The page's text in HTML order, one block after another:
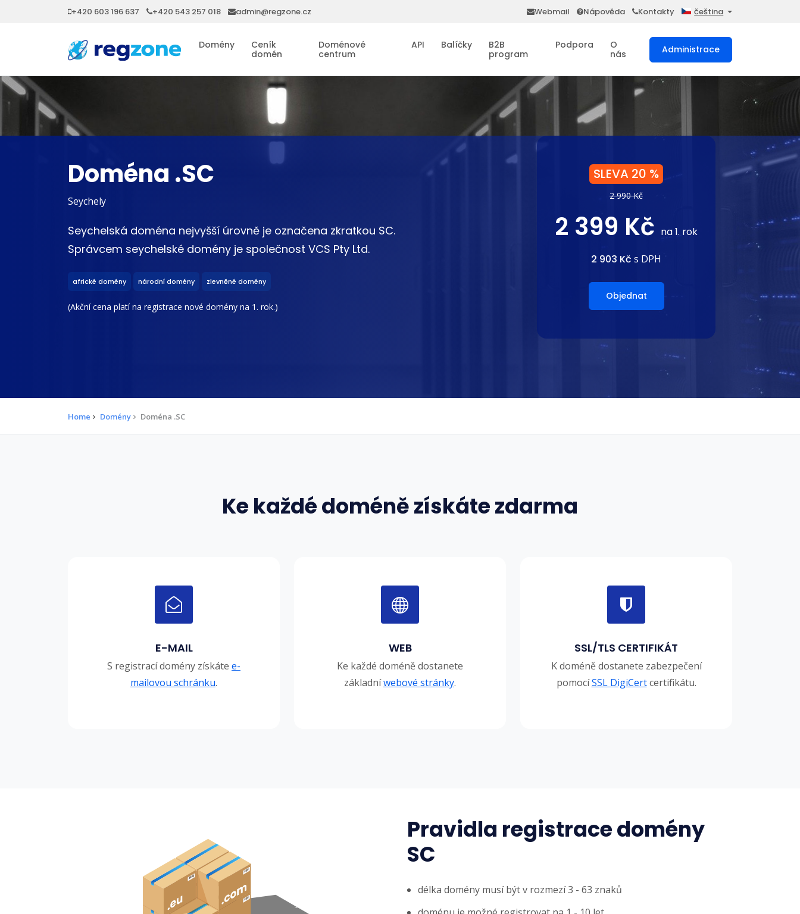
+420 603 196 637 +420 543 257 018 admin@regzone.cz Webmail Nápověda Kontakty čeština
Domény
Ceník
domén
Doménové
centrum
API Balíčky
B2B
program
Podpora
O
nás
Administrace
Doména .SC
Seychely
Seychelská doména nejvyšší úrovně je označena zkratkou SC.
Správcem seychelské domény je společnost VCS Pty Ltd.
africké domény národní domény zlevněné domény
(Akční cena platí na registrace nové domény na 1. rok.)
SLEVA 20 %
2 990 Kč
2 399 Kč na 1. rok
2 903 Kč s DPH
Objednat
Home Domény Doména .SC
Ke každé doméně získáte zdarma
E-MAIL
S registrací domény získáte e-
mailovou schránku.
WEB
Ke každé doméně dostanete
základníwebové stránky.
SSL/TLS CERTIFIKÁT
K doméně dostanete zabezpečení
pomocíSSL DigiCertcertifikátu.
Pravidla registrace domény
SC
délka domény musí být v rozmezí 3 - 63 znaků